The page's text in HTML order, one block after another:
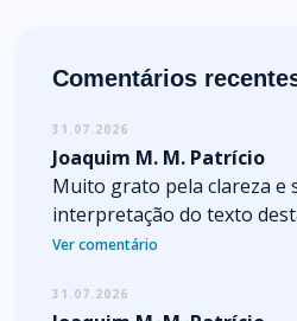
Comentários
31.07.2026
Joaquim M. M. Patrício
Muito grato pela clareza e
interpretação do texto
Ver comentário
31.07.2026